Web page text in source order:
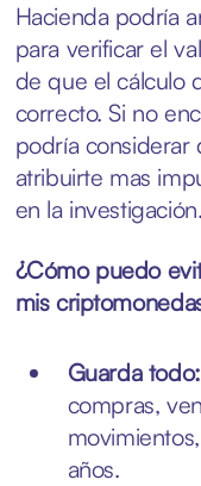
Hacienda podría
para verificar el
de que el cálculo
correcto. Si no
podría considerar
atribuirte mas
en la investigación.
¿Cómo puedo
mis
Guarda todo:
compras,
años.